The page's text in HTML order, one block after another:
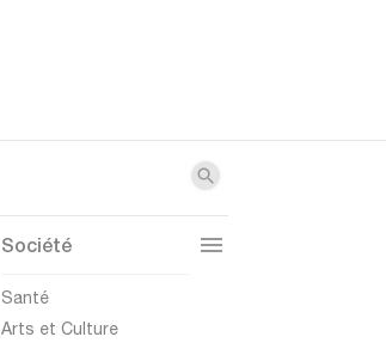
Société
Santé
Arts et Culture